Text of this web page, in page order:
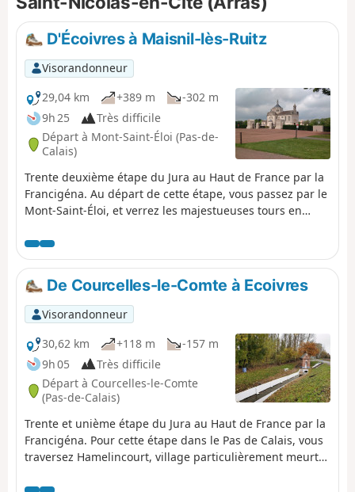
D'Écoivres à Maisnil-lès-Ruitz
Visorandonneur
29,04 km
+389 m
-302 m
9h 25
Très difficile
Départ à Mont-Saint-Éloi (Pas-de-
Calais)
Trente deuxième étape du Jura au Haut de France par la
Francigéna. Au départ de cette étape, vous passez par le
Mont-Saint-Éloi, et verrez les majestueuses tours en
aux monuments historiques en 1921. Puis vous traversez
le village d’Ablain-Saint-Nazaire, où subsistent les ruines
de l'ancienne église, vestige 14-18. Vous longez ensuite
l'impressionnant et émouvant Cimetière National de
Notre-Dame-de-Lorette. Ce sanctuaire nous rappelle qu’à
proximité se trouve également Vimy, et le Mémorial
Canadien pour les victimes de la Première Guerre
Mondiale. Après avoir longé la Forêt Domaniale d’Olhain,
vous arrivez à Rebreuve-Ranchicourt, où vous pourrez
admirer un ancien moulin sur la Brette et un château du
De Courcelles-le-Comte à Ecoivres
Visorandonneur
30,62 km
+118 m
-157 m
9h 05
Très difficile
Départ à Courcelles-le-Comte
(Pas-de-Calais)
Trente et unième étape du Jura au Haut de France par la
Francigéna. Pour cette étape dans le Pas de Calais, vous
traversez Hamelincourt, village particulièrement meurtri